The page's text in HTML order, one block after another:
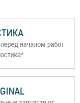
началом работ